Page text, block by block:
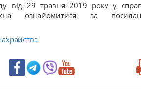
від 29 травня 2019 року у
за